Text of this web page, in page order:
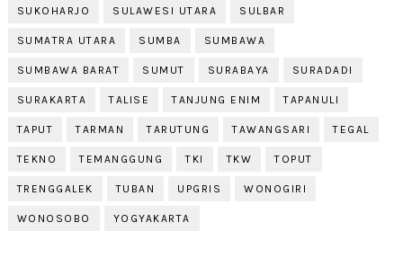
SUKOHARJO SULAWESI UTARA SULBAR
SUMATRA UTARA SUMBA SUMBAWA
SUMBAWA BARAT SUMUT SURABAYA SURADADI
SURAKARTA TALISE TANJUNG ENIM TAPANULI
TAPUT TARMAN TARUTUNG TAWANGSARI TEGAL
TEKNO TEMANGGUNG TKI TKW TOPUT
TRENGGALEK TUBAN UPGRIS WONOGIRI
WONOSOBO YOGYAKARTA